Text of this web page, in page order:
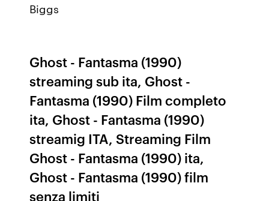
Biggs
Ghost - Fantasma (1990)
streaming sub ita, Ghost -
Fantasma (1990) Film completo
ita, Ghost - Fantasma (1990)
streamig ITA, Streaming Film
Ghost - Fantasma (1990) ita,
Ghost - Fantasma (1990) film
senza limiti